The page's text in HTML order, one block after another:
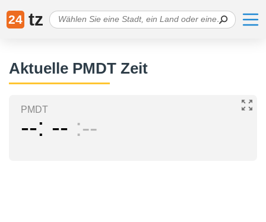
24 tz
Aktuelle PMDT Zeit
PMDT
-- -- --